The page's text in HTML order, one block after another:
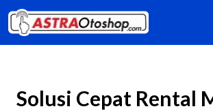
Solusi Cepat Rental